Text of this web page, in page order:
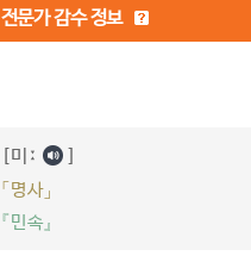
전문가 감수 정보
[미ː ]
「명사」
『민속』